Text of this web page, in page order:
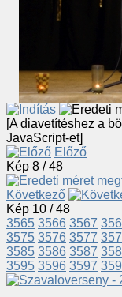
[A diavetítéshez a
JavaScript-et]
Előző
Kép 8 / 48
Következő
Kép 10 / 48
3565 3566 3567
3575 3576 3577
3585 3586 3587
3595 3596 3597